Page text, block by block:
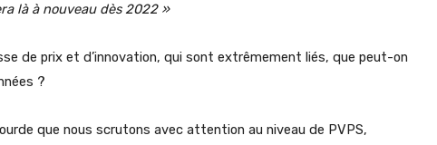
là à nouveau dès 2022 »
de prix et d’innovation, qui sont extrêmement liés, que peut-on
?
que nous scrutons avec attention au niveau de PVPS,